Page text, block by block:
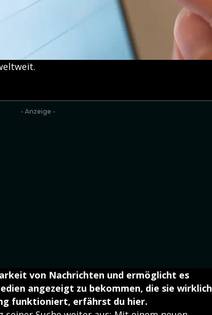
- Anzeige -
von Nachrichten und ermöglicht es
angezeigt zu bekommen, die sie wirklich
funktioniert, erfährst du hier.